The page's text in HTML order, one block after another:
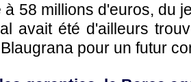
à 58 millions d'euros, du
avait été d'ailleurs
pour un futur